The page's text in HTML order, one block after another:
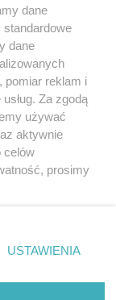
22
z portali
z nami
dane
standardowe
dane
pomiar reklam i
Za zgodą
używać
aktywnie
celów
prosimy
rogu strony
nie wymagają
się
USTAWIENIA